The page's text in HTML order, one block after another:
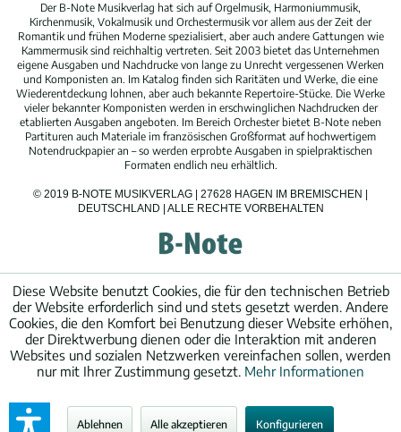
Der B-Note Musikverlag hat sich auf Orgelmusik, Harmoniummusik,
Kirchenmusik, Vokalmusik und Orchestermusik vor allem aus der Zeit der
Romantik und frühen Moderne spezialisiert, aber auch andere Gattungen wie
Kammermusik sind reichhaltig vertreten. Seit 2003 bietet das Unternehmen
eigene Ausgaben und Nachdrucke von lange zu Unrecht vergessenen Werken
und Komponisten an. Im Katalog finden sich Raritäten und Werke, die eine
Wiederentdeckung lohnen, aber auch bekannte Repertoire-Stücke. Die Werke
vieler bekannter Komponisten werden in erschwinglichen Nachdrucken der
etablierten Ausgaben angeboten. Im Bereich Orchester bietet B-Note neben
Partituren auch Materiale im französischen Großformat auf hochwertigem
Notendruckpapier an – so werden erprobte Ausgaben in spielpraktischen
Formaten endlich neu erhältlich.
© 2019 B-NOTE MUSIKVERLAG | 27628 HAGEN IM BREMISCHEN |
DEUTSCHLAND | ALLE RECHTE VORBEHALTEN
Diese Website benutzt Cookies, die für den technischen Betrieb
der Website erforderlich sind und stets gesetzt werden. Andere
Cookies, die den Komfort bei Benutzung dieser Website erhöhen,
der Direktwerbung dienen oder die Interaktion mit anderen
Websites und sozialen Netzwerken vereinfachen sollen, werden
nur mit Ihrer Zustimmung gesetzt. Mehr Informationen
Ablehnen Alle akzeptieren Konfigurieren